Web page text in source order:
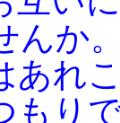
んか
あれ
もり